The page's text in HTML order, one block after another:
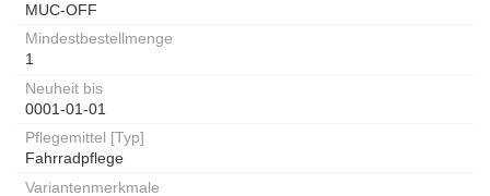
MUC-OFF
Mindestbestellmenge
1
Neuheit bis
0001-01-01
Pflegemittel [Typ]
Fahrradpflege
Variantenmerkmale